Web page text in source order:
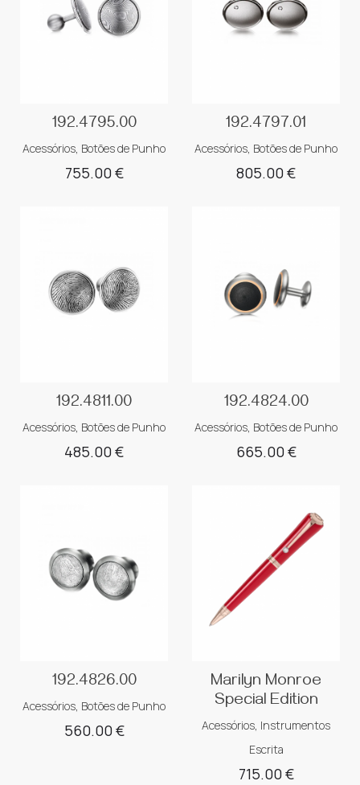
192.4795.00
Acessórios, Botões de Punho
755.00€
192.4797.01
Acessórios, Botões de Punho
805.00€
192.4811.00
Acessórios, Botões de Punho
485.00€
192.4824.00
Acessórios, Botões de Punho
665.00€
192.4826.00
Acessórios, Botões de Punho
560.00€
Marilyn Monroe
Special Edition
Acessórios, Instrumentos
Escrita
715.00€